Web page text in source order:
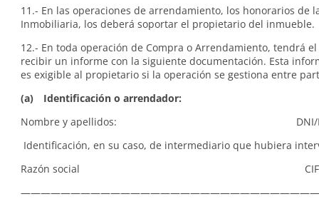
11.- En las operaciones de arrendamiento, los honorarios de
Inmobiliaria, los deberá soportar el propietario del inmueble.
12.- En toda operación de Compra o Arrendamiento, tendrá
recibir un informe con la siguiente documentación. Esta
es exigible al propietario si la operación se gestiona entre
(a) Identificación o arrendador:
Nombre y apellidos: DNI/
Identificación, en su caso, de intermediario que hubiera
Razón social CIF